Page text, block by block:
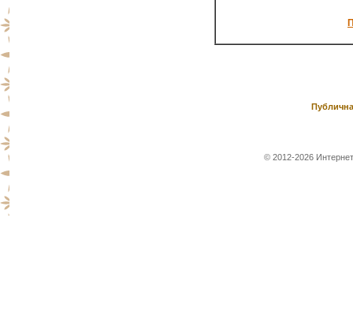
© 2012-2026